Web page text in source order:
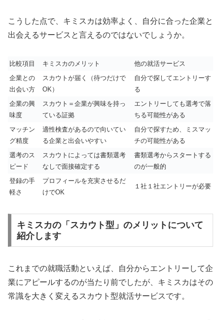
こうした点で、キミスカは効率よく、自分に合った企業と
出会えるサービスと言えるのではないでしょうか。
比較項目 キミスカのメリット
他の就活サービス
企業との
出会い方
スカウトが届く（待つだけで
OK）
自分で探してエントリーす
る
企業の興
味度
スカウト＝企業が興味を持っ
ている証拠
エントリーしても選考で落
ちる可能性がある
マッチン
グ精度
適性検査があるので向いてい
る企業と出会いやすい
自分で探すため、ミスマッ
チの可能性がある
選考のス
ピード
スカウトによっては書類選考
なしで面接確定する
書類選考からスタートする
のが一般的
登録の手
軽さ
プロフィールを充実させるだ
けでOK
１社１社エントリーが必要
キミスカの「スカウト型」のメリットについて
紹介します
これまでの就職活動といえば、自分からエントリーして企
業にアピールするのが当たり前でしたが、キミスカはその
常識を大きく変えるスカウト型就活サービスです。